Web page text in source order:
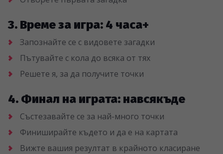
3. Време за игра: 4 часа+
Запознайте се с видовете загадки
Пътувайте с кола до всяка от тях
Решете я, за да получите точки
4. Финал на играта: навсякъде
Състезавайте се за най-много точки
Финиширайте където и да е на картата
Вижте вашия резултат в крайното класиране